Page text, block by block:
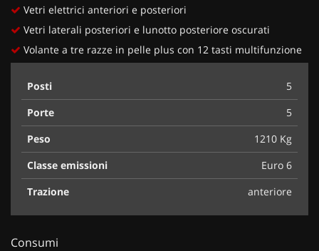
Vetri elettrici anteriori e posteriori
Vetri laterali posteriori e lunotto posteriore oscurati
Volante a tre razze in pelle plus con 12 tasti multifunzione
Posti
5
Porte
5
Peso
1210 Kg
Classe emissioni
Euro 6
Trazione
anteriore
Consumi